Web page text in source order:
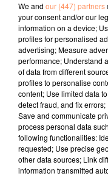
l'horoscope
Bélier
We and our (447) partners
your consent and/or our
information on a device;
profiles for personalised
advertising; Measure
performance; Understand
of data from different
profiles to personalise
content; Use limited data
detect fraud, and fix
Save and communicate
process personal data
following functionalities:
requested; Use precise
other data sources; Link
information transmitted